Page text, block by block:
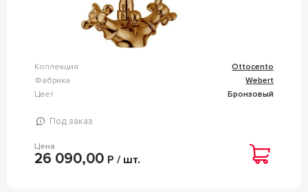
Коллекция
Ottocento
Фабрика
Webert
Цвет
Бронзовый
Под заказ
Цена
26 090,00 Р / шт.